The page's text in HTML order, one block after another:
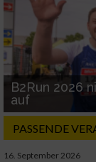
B2Run 2026
auf
PASSENDE
16. September 2026